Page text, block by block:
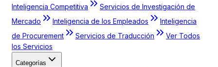
Inteligencia Competitiva
Servicios de Investigación de
Mercado
Inteligencia de los Empleados
Inteligencia
de Procurement
Servicios de Traducción
Ver Todos
los Servicios
Categorías